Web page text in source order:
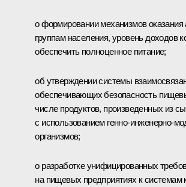
о формировании механизмов
группам населения, уровень доходов
обеспечить полноценное питание;
об утверждении системы
обеспечивающих безопасность
числе продуктов, произведенных из
с использованием генно-инженерно-
организмов;
о разработке унифицированных
на пищевых предприятиях к системам